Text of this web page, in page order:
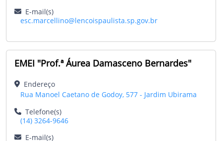
E-mail(s)
esc.marcellino@lencoispaulista.sp.gov.br
EMEI "Prof.ª Áurea Damasceno Bernardes"
Endereço
Rua Manoel Caetano de Godoy, 577 - Jardim Ubirama
Telefone(s)
(14) 3264-9646
E-mail(s)